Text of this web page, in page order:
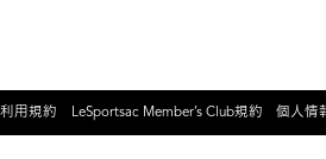
利用規約 LeSportsac Member’s Club規約 個人情